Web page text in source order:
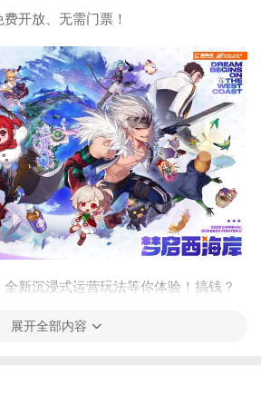
开放、无需门票！
新沉浸式运营玩法等你体验！搞钱？
展开全部内容